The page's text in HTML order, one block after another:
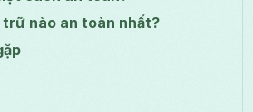
nào an toàn nhất?